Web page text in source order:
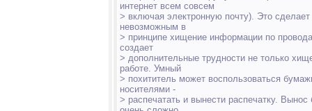
интернет всем совсем
> включая электронную почту). Это сделает
невозможным в
> принципе хищение информации по
создает
> дополнительные трудности не только
работе. Умный
> похититель может воспользоваться
носителями -
> распечатать и вынести распечатку. Вынос